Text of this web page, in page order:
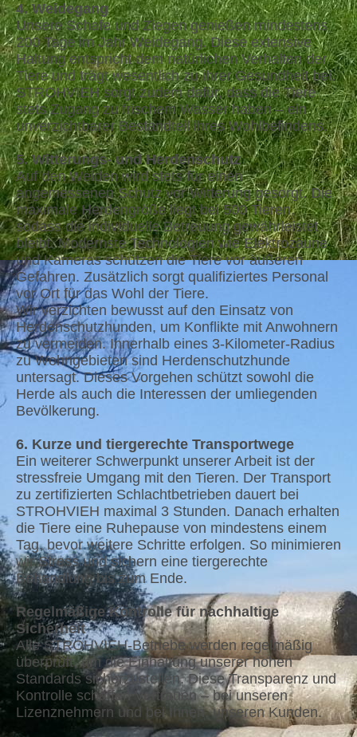
4. Weidegang
Unsere Schafe und Ziegen genießen mindestens
200 Tage im Jahr Weidegang. Diese extensive
Haltung entspricht dem natürlichen Verhalten der
Tiere und trägt wesentlich zu ihrer Gesundheit bei.
STROHVIEH sorgt zudem dafür, dass die Tiere
stets Zugang zu frischem Wasser haben – ein
unverzichtbarer Bestandteil ihres Wohlbefindens.
5. Witterungs- und Herdenschutz
Auf den Weiden wird stets für einen
angemessenen Schutz vor Witterung gesorgt. Die
maximale Herdengröße liegt bei 500 Tieren,
sodass die individuelle Betreuung gewährleistet
bleibt. Modernste Technologien wie Elektrozäune
und Kameras schützen die Tiere vor äußeren
Gefahren. Zusätzlich sorgt qualifiziertes Personal
vor Ort für das Wohl der Tiere.
Wir verzichten bewusst auf den Einsatz von
Herdenschutzhunden, um Konflikte mit Anwohnern
zu vermeiden. Innerhalb eines 3-Kilometer-Radius
zu Wohngebieten sind Herdenschutzhunde
untersagt. Dieses Vorgehen schützt sowohl die
Herde als auch die Interessen der umliegenden
Bevölkerung.
6. Kurze und tiergerechte Transportwege
Ein weiterer Schwerpunkt unserer Arbeit ist der
stressfreie Umgang mit den Tieren. Der Transport
zu zertifizierten Schlachtbetrieben dauert bei
STROHVIEH maximal 3 Stunden. Danach erhalten
die Tiere eine Ruhepause von mindestens einem
Tag, bevor weitere Schritte erfolgen. So minimieren
wir Stress und sichern eine tiergerechte
Behandlung bis zum Ende.
Regelmäßige Kontrolle für nachhaltige
Sicherheit
Alle STROHVIEH-Betriebe werden regelmäßig
überprüft, um die Einhaltung unserer hohen
Standards sicherzustellen. Diese Transparenz und
Kontrolle schaffen Vertrauen – bei unseren
Lizenznehmern und bei Ihnen, unseren Kunden.